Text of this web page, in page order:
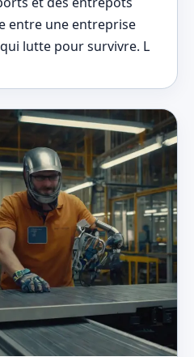
entre une entreprise
lutte pour survivre. L